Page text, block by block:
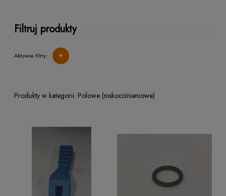
Filtruj produkty
Aktywne filtry: +
Polowe (niskociśnieniowe)